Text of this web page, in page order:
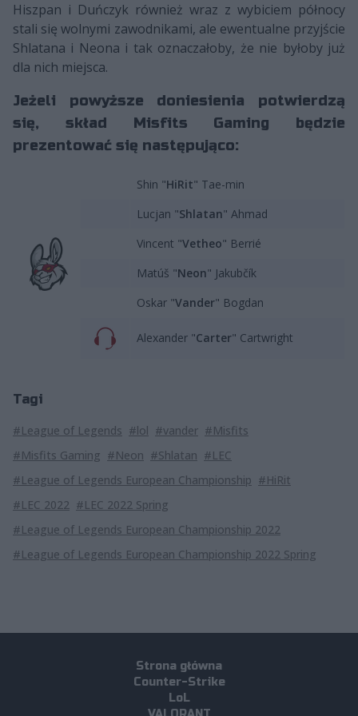
Hiszpan i Duńczyk również wraz z wybiciem północy
stali się wolnymi zawodnikami, ale ewentualne przyjście
Shlatana i Neona i tak oznaczałoby, że nie byłoby już
dla nich miejsca.
Jeżeli powyższe doniesienia potwierdzą
się, skład Misfits Gaming będzie
prezentować się następująco:
Shin "HiRit" Tae-min
Lucjan "Shlatan" Ahmad
Vincent "Vetheo" Berrié
Matúš "Neon" Jakubčík
Oskar "Vander" Bogdan
Alexander "Carter" Cartwright
Tagi
#League of Legends #lol #vander #Misfits
#Misfits Gaming #Neon #Shlatan #LEC
#League of Legends European Championship #HiRit
#LEC 2022 #LEC 2022 Spring
#League of Legends European Championship 2022
#League of Legends European Championship 2022 Spring
Strona główna
Counter-Strike
LoL